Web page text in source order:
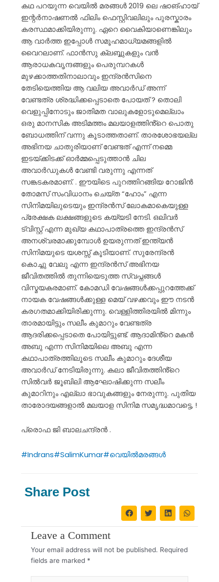
കഥ പറയുന്ന വെയിൽ മരങ്ങൾ 2019 ലെ ഷാങ്ഹായ്
ഇന്റർനാഷണൽ ഫിലിം ഫെസ്റ്റിവലിലും പുരസ്കാരം
കരസ്ഥമാക്കിയിരുന്നു. ഏറെ വൈകിയാണെങ്കിലും
ആ വാർത്ത ഇപ്പോൾ സമൂഹമാധ്യമങ്ങളിൽ
വൈറലാണ്. ഫാൻസു ക്ലബ്ബുകളും വൻ
ആരാധകവൃന്ദങ്ങളും പെരുമ്പറകൾ
മുഴക്കാത്തതിനാലാവും ഇന്ദ്രൻസിനെ
തേടിയെത്തിയ ആ വലിയ അവാർഡ് അന്ന്
വേണ്ടത്ര ശ്രദ്ധിക്കപ്പെടാതെ പോയത് ? തൊലി
വെളുപ്പിനോടും ജാതിമത വാലുകളോടുമെല്ലാം
ഒരു മാനസിക അടിമത്തം മലയാളത്തിൻ്റെ പൊതു
ബോധത്തിന് വന്നു കൂടാത്തതാണ്. താരശോഭയല്ല
അഭിനയ ചാതുരിയാണ് വേണ്ടത് എന്ന് നമ്മെ
ഇടയ്ക്കിടക്ക് ഓർമ്മപ്പെടുത്താൻ ചില
അവാർഡുകൾ വേണ്ടി വരുന്നു എന്നത്
സങ്കടകരമാണ്. . ഈയിടെ പുറത്തിറങ്ങിയ റോജിൻ
തോമസ് സംവിധാനം ചെയ്ത “ഹോം” എന്ന
സിനിമയിലുടെയും ഇന്ദ്രൻസ് ലോകമാകെയുള്ള
പ്രേക്ഷക ലക്ഷങ്ങളുടെ കയ്യടി നേടി. ഒലിവര്‍
ട്വിസ്റ്റ് എന്ന മുഖ്യ കഥാപാത്രത്തെ ഇന്ദ്രന്‍സ്
അനശ്വരമാക്കുമ്പോൾ ഉയരുന്നത് ഇന്ത്യൻ
സിനിമയുടെ യശസ്സ് കൂടിയാണ്. സുരേന്ദ്രൻ
കൊച്ചു വേലു എന്ന ഇന്ദ്രൻസ് അഭിനയ
ജീവിതത്തിൽ തുന്നിയെടുത്ത സ്വപ്നങ്ങൾ
വിസ്മയകരമാണ്. കോമഡി വേഷങ്ങൾക്കപ്പുറത്തേക്ക്
നായക വേഷങ്ങൾക്കുള്ള മെയ് വഴക്കവും ഈ നടൻ
കരഗതമാക്കിയിരിക്കുന്നു. വെള്ളിത്തിരയിൽ മിന്നും
താരമായിട്ടും സലീം കുമാറും വേണ്ടത്ര
ആദരിക്കപ്പെടാതെ പോയിട്ടുണ്ട്. ആദാമിൻ്റെ മകൻ
അബു എന്ന സിനിമയിലെ അബു എന്ന
കഥാപാത്രത്തിലൂടെ സലീം കുമാറും ദേശീയ
അവാർഡ് നേടിയിരുന്നു. കലാ ജീവിതത്തിൻ്റെ
സിൽവർ ജൂബിലി ആഘോഷിക്കുന്ന സലീം
കുമാറിനും എല്ലാ ഭാവുകങ്ങളും നേരുന്നു. പുതിയ
താരോദയങ്ങളാൽ മലയാള സിനിമ സമൃദ്ധമാവട്ടെ, !
പ്രൊഫ ജി ബാലചന്ദ്രൻ .
#Indrans#SalimKumar#വെയിൽമരങ്ങൾ
Share Post
Leave a Comment
Your email address will not be published. Required
fields are marked *